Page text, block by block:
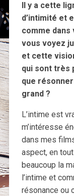
Il y a cette
d’intimité et
comme
vous voyez
et cette
qui sont très
que
grand ?
L’intime est
m’intéresse
dans mes
aspect, en
beaucoup la
l’intime et
résonance ou